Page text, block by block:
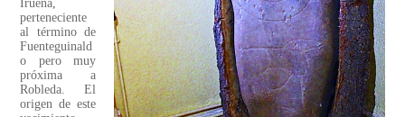
Irueña,
perteneciente
al término de
Fuenteguinald
o pero muy
próxima a
Robleda. El
origen de este